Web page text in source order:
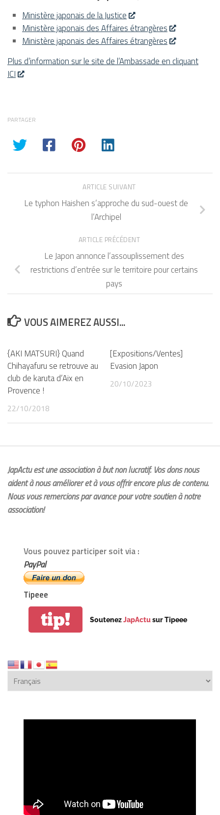
Ministère japonais de la Justice
Ministère japonais des Affaires étrangères
Ministère japonais des Affaires étrangères
Plus d’information sur le site de l’Ambassade en cliquant
ICI
PARTAGER
ARTICLE SUIVANT
Le typhon Haishen s’approche du sud-ouest de
l’Archipel
ARTICLE PRÉCÉDENT
Le Japon annonce l’assouplissement des
restrictions d’entrée sur le territoire pour certains
pays
VOUS AIMEREZ AUSSI...
{AKI MATSURI} Quand
Chihayafuru se retrouve au
club de karuta d’Aix en
Provence !
22/10/2018
[Expositions/Ventes]
Evasion Japon
20/10/2023
JapActu est une association à but non lucratif. Vos dons nous
aident à nous améliorer et à vous offrir encore plus de contenu.
Nous vous remercions par avance pour votre soutien à notre
association!
Vous pouvez participer soit via :
PayPal
Tipeee
tip! SoutenezJapActusur Tipeee